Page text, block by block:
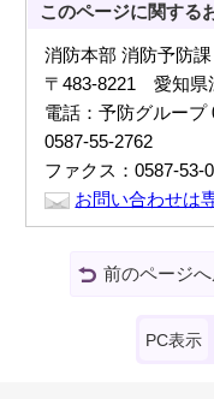
このページに関する
消防本部 消防予防課
〒483-8221 愛知県
電話：予防グループ
0587-55-2762
ファクス：0587-53-
お問い合わせは
前のページへ
PC表示